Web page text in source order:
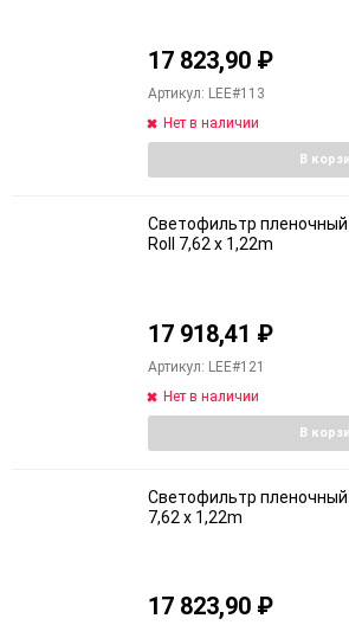
17 823,90 ₽
Артикул: LEE#113
Нет в наличии
В
Светофильтр пленочный
Roll 7,62 x 1,22m
17 918,41 ₽
Артикул: LEE#121
Нет в наличии
В
Светофильтр пленочный
7,62 x 1,22m
17 823,90 ₽